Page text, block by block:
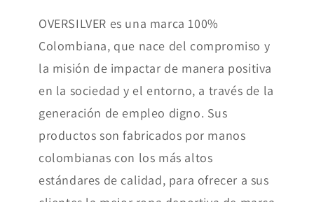
OVERSILVER es una marca 100%
Colombiana, que nace del compromiso y
la misión de impactar de manera positiva
en la sociedad y el entorno, a través de la
generación de empleo digno. Sus
productos son fabricados por manos
colombianas con los más altos
estándares de calidad, para ofrecer a sus